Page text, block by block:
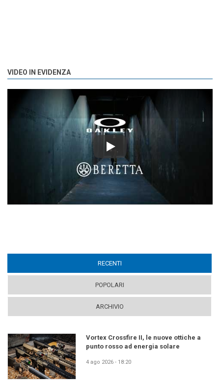
VIDEO IN EVIDENZA
Play
RECENTI
POPOLARI
ARCHIVIO
Vortex Crossfire II, le nuove ottiche a
punto rosso ad energia solare
4 ago 2026 - 18:20